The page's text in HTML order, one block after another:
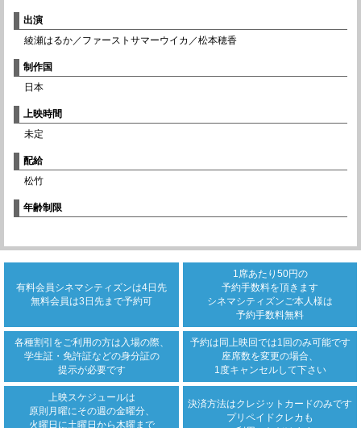
出演
綾瀬はるか／ファーストサマーウイカ／松本穂香
制作国
日本
上映時間
未定
配給
松竹
年齢制限
有料会員シネマシティズンは4日先
無料会員は3日先まで予約可
1席あたり50円の
予約手数料を頂きます
シネマシティズンご本人様は
予約手数料無料
各種割引をご利用の方は 入場の際、
学生証・免許証などの身分証の
提示が必要です
予約は同上映回では1回のみ可能です
座席数を変更の場合、
1度キャンセルして下さい
上映スケジュールは
原則月曜にその週の金曜分、
火曜日に土曜日から木曜まで
決済方法はクレジットカードのみです
プリペイドクレカも